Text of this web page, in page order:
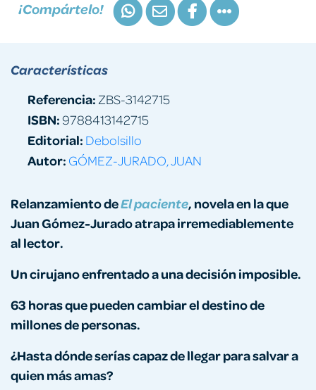
¡Compártelo!
Relanzamiento deEl paciente, novela en la que
Juan Gómez-Jurado atrapa irremediablemente
al lector.
Un cirujano enfrentado a una decisión imposible.
63 horas que pueden cambiar el destino de
millones de personas.
¿Hasta dónde serías capaz de llegar para salvar a
quien más amas?
Características
Referencia: ZBS-3142715
ISBN:9788413142715
Editorial: Debolsillo
Autor: GÓMEZ-JURADO, JUAN